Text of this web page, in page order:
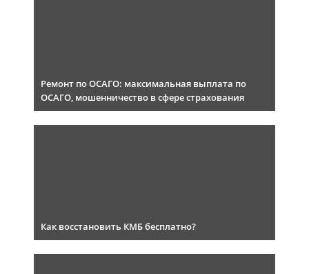
Ремонт по ОСАГО: максимальная выплата по
ОСАГО, мошенничество в сфере страхования
Как восстановить КМБ бесплатно?